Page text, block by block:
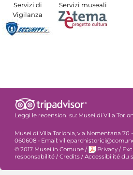
Servizi di
Vigilanza
Servizi museali
Leggi le recensioni su: Musei di Villa
Musei di Villa Torlonia, via Nomentana 70 -
060608 - Email:
© 2017 Musei in Comune / Privacy /
responsabilité /Credits /Accessibilité du